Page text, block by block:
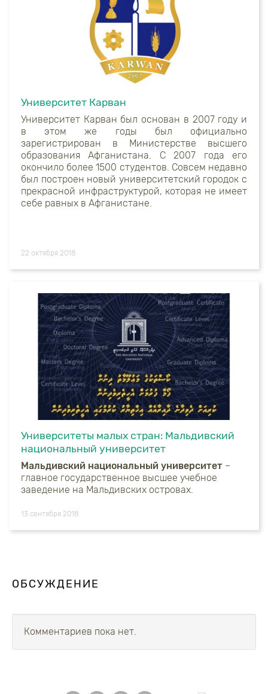
Университет Карван
Университет Карван был основан в 2007 году и
в этом же годы был официально
зарегистрирован в Министерстве высшего
образования Афганистана. С 2007 года его
окончило более 1500 студентов. Совсем недавно
был построен новый университетский городок с
прекрасной инфраструктурой, которая не имеет
себе равных в Афганистане.
22 октября 2018
Университеты малых стран: Мальдивский
национальный университет
Мальдивский национальный университет –
главное государственное высшее учебное
заведение на Мальдивских островах.
13 сентября 2018
ОБСУЖДЕНИЕ
Комментариев пока нет.